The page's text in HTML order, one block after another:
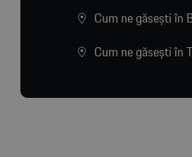
Cum ne găsești în
Cum ne găsești în